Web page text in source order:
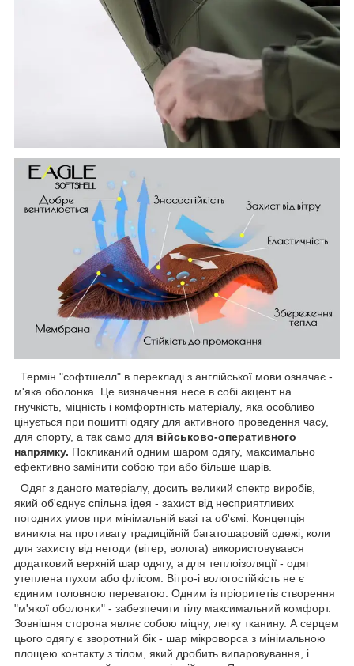
Термін "софтшелл" в перекладі з англійської мови означає -
м'яка оболонка. Це визначення несе в собі акцент на
гнучкість, міцність і комфортність матеріалу, яка особливо
цінується при пошитті одягу для активного проведення часу,
для спорту, а так само для військово-оперативного
напрямку. Покликаний одним шаром одягу, максимально
ефективно замінити собою три або більше шарів.
Одяг з даного матеріалу, досить великий спектр виробів,
який об'єднує спільна ідея - захист від несприятливих
погодних умов при мінімальній вазі та об'ємі. Концепція
виникла на противагу традиційній багатошаровій одежі, коли
для захисту від негоди (вітер, волога) використовувався
додатковий верхній шар одягу, а для теплоізоляції - одяг
утеплена пухом або флісом. Вітро-і вологостійкість не є
єдиним головною перевагою. Одним із пріоритетів створення
"м'якої оболонки" - забезпечити тілу максимальний комфорт.
Зовнішня сторона являє собою міцну, легку тканину. А серцем
цього одягу є зворотний бік - шар мікроворса з мінімальною
площею контакту з тілом, який дробить випаровування, і